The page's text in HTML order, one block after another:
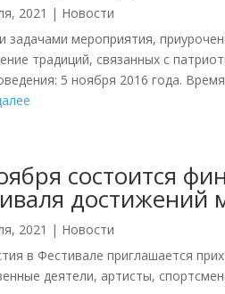
2021 | Новости
задачами мероприятия,
традиций, связанных с
5 ноября 2016 года.
состоится
2021 | Новости
в Фестивале приглашается
деятели, артисты,